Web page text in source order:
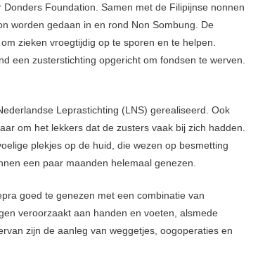
Foundation. Samen met de Filipijnse nonnen
worden gedaan in en rond Non Sombung. De
zieken vroegtijdig op te sporen en te helpen.
een zusterstichting opgericht om fondsen te werven.
Leprastichting (LNS) gerealiseerd. Ook
om het lekkers dat de zusters vaak bij zich hadden.
plekjes op de huid, die wezen op besmetting
een paar maanden helemaal genezen.
goed te genezen met een combinatie van
veroorzaakt aan handen en voeten, alsmede
zijn de aanleg van weggetjes, oogoperaties en